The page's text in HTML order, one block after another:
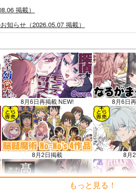
掲載）
知らせ（2026.05.07 掲載）
新プラン導入のお知らせ（2026.03.09 掲載
のお知らせ（2026.02.05 掲載）
サービス開始のお知らせ（2026.01.05 更
ンペーン」終了のお知らせ（2025.11.21 掲
2025.08.01 掲載）
掲載）
8月6日再掲載 NEW! 8月6日
8月2日掲載 8月
もっと見る！